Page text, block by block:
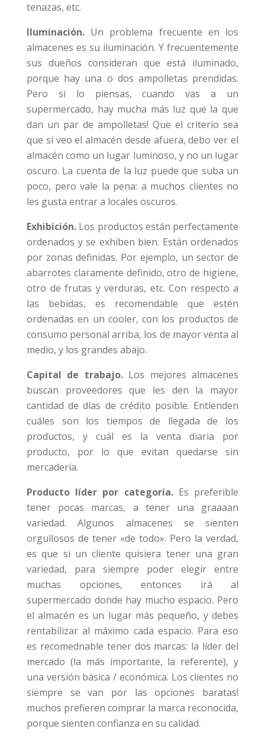
tenazas, etc.
Iluminación. Un problema frecuente en los
almacenes es su iluminación. Y frecuentemente
sus dueños consideran que está iluminado,
porque hay una o dos ampolletas prendidas.
Pero si lo piensas, cuando vas a un
supermercado, hay mucha más luz que la que
dan un par de ampolletas! Que el criterio sea
que si veo el almacén desde afuera, debo ver el
almacén como un lugar luminoso, y no un lugar
oscuro. La cuenta de la luz puede que suba un
poco, pero vale la pena: a muchos clientes no
les gusta entrar a locales oscuros.
Exhibición. Los productos están perfectamente
ordenados y se exhiben bien. Están ordenados
por zonas definidas. Por ejemplo, un sector de
abarrotes claramente definido, otro de higiene,
otro de frutas y verduras, etc. Con respecto a
las bebidas, es recomendable que estén
ordenadas en un cooler, con los productos de
consumo personal arriba, los de mayor venta al
medio, y los grandes abajo.
Capital de trabajo.Los mejores almacenes
buscan proveedores que les den la mayor
cantidad de días de crédito posible. Entienden
cuáles son los tiempos de llegada de los
productos, y cuál es la venta diaria por
producto, por lo que evitan quedarse sin
mercadería.
Producto líder por categoría.Es preferible
tener pocas marcas, a tener una graaaan
variedad. Algunos almacenes se sienten
orgullosos de tener «de todo». Pero la verdad,
es que si un cliente quisiera tener una gran
variedad, para siempre poder elegir entre
muchas opciones, entonces irá al
supermercado donde hay mucho espacio. Pero
el almacén es un lugar más pequeño, y debes
rentabilizar al máximo cada espacio. Para eso
es recomednable tener dos marcas: la líder del
mercado (la más importante, la referente), y
una versión básica / económica. Los clientes no
siempre se van por las opciones baratas!
muchos prefieren comprar la marca reconocida,
porque sienten confianza en su calidad.